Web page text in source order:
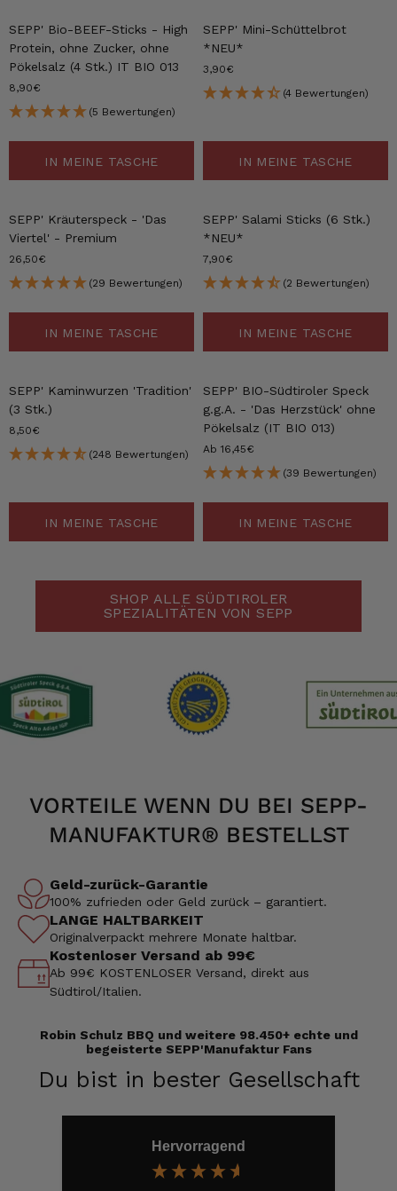
SEPP' Bio-BEEF-Sticks - High
Protein, ohne Zucker, ohne
Pökelsalz (4 Stk.) IT BIO 013
8,90€
(5 Bewertungen)
IN MEINE TASCHE
SEPP' Mini-Schüttelbrot
*NEU*
3,90€
(4 Bewertungen)
IN MEINE TASCHE
SEPP' Kräuterspeck - 'Das
Viertel' - Premium
26,50€
(29 Bewertungen)
IN MEINE TASCHE
SEPP' Salami Sticks (6 Stk.)
*NEU*
7,90€
(2 Bewertungen)
IN MEINE TASCHE
SEPP' Kaminwurzen 'Tradition'
(3 Stk.)
8,50€
(248 Bewertungen)
IN MEINE TASCHE
SEPP' BIO-Südtiroler Speck
g.g.A. - 'Das Herzstück' ohne
Pökelsalz (IT BIO 013)
Ab 16,45€
(39 Bewertungen)
IN MEINE TASCHE
SHOP ALLE SÜDTIROLER
SPEZIALITÄTEN VON SEPP
VORTEILE WENN DU BEI SEPP-
MANUFAKTUR® BESTELLST
Geld-zurück-Garantie
100% zufrieden oder Geld zurück – garantiert.
LANGE HALTBARKEIT
Originalverpackt mehrere Monate haltbar.
Kostenloser Versand ab 99€
Ab 99€ KOSTENLOSER Versand, direkt aus
Südtirol/Italien.
Robin Schulz BBQ und weitere 98.450+ echte und
begeisterte SEPP'Manufaktur Fans
Du bist in bester Gesellschaft
Hervorragend